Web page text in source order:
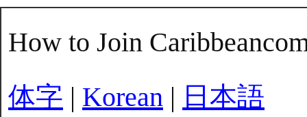
How to Join
体字 | Korean | 日本語